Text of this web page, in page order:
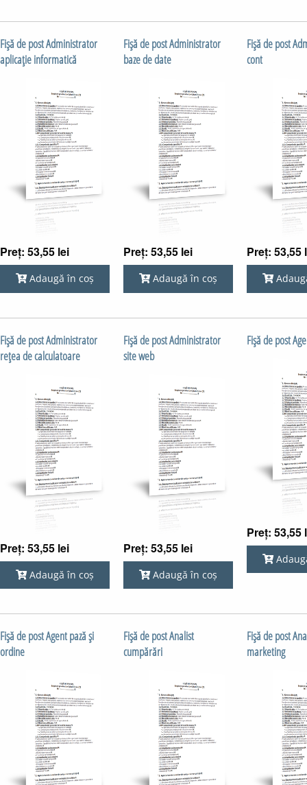
Fişă de post Administrator
aplicaţie informatică
Preț: 53,55 lei
Adaugă în coș
Fişă de post Administrator
baze de date
Preț: 53,55 lei
Adaugă în coș
Fişă de post
cont
Preț: 53,55
Fişă de post Administrator
reţea de calculatoare
Preț: 53,55 lei
Adaugă în coș
Fişă de post Administrator
site web
Preț: 53,55 lei
Adaugă în coș
Fişă de post
Preț: 53,55
Fişă de post Agent pază şi
ordine
Fişă de post Analist
cumpărări
Fişă de post
marketing